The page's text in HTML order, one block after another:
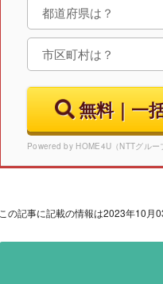
無料｜一
Powered by HOME4U（NTTグル
この記事に記載の情報は2023年10月